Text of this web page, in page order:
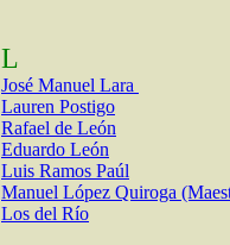
L
José Manuel Lara
Lauren Postigo
Rafael de León
Eduardo León
Luis Ramos Paúl
Manuel López Quiroga
Los del Río